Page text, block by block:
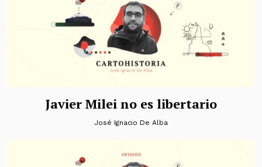
Javier Milei no es libertario
José Ignacio De Alba